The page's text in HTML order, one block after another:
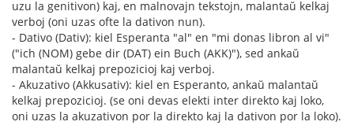
uzu la genitivon) kaj, en malnovajn tekstojn, malantaŭ kelkaj
verboj (oni uzas ofte la dativon nun).
- Dativo (Dativ): kiel Esperanta "al" en "mi donas libron al vi"
("ich (NOM) gebe dir (DAT) ein Buch (AKK)"), sed ankaŭ
malantaŭ kelkaj prepozicioj kaj verboj.
- Akuzativo (Akkusativ): kiel en Esperanto, ankaŭ malantaŭ
kelkaj prepozicioj. (se oni devas elekti inter direkto kaj loko,
oni uzas la akuzativon por la direkto kaj la dativon por la loko).